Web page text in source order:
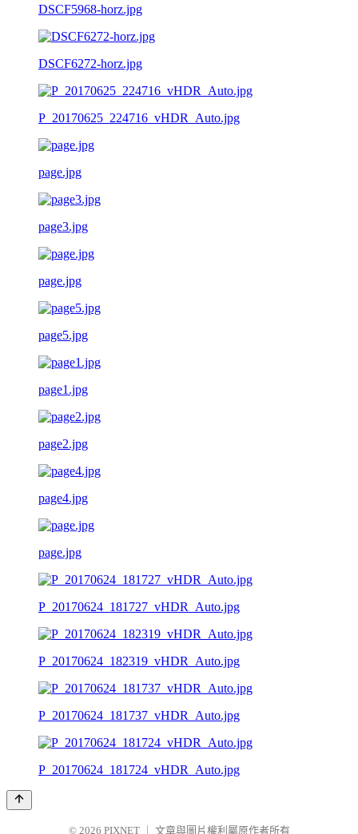
DSCF5968-horz.jpg
DSCF6272-horz.jpg
P_20170625_224716_vHDR_Auto.jpg
page.jpg
page3.jpg
page.jpg
page5.jpg
page1.jpg
page2.jpg
page4.jpg
page.jpg
P_20170624_181727_vHDR_Auto.jpg
P_20170624_182319_vHDR_Auto.jpg
P_20170624_181737_vHDR_Auto.jpg
P_20170624_181724_vHDR_Auto.jpg
© 2026 PIXNET 文章與圖片權利屬原作者所有